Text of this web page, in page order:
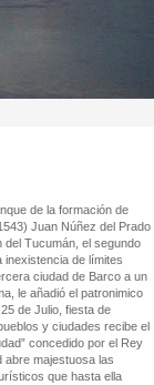
de la formación de
Juan Núñez del Prado
Tucumán, el segundo
inexistencia de límites
ciudad de Barco a un
le añadió el patronimico
de Julio, fiesta de
y ciudades recibe el
concedido por el Rey
abre majestuosa las
que hasta ella